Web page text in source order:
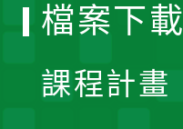
檔案下載
課程計畫